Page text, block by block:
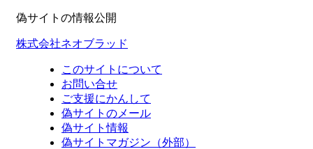
偽サイトの情報公開
株式会社ネオブラッド
このサイトについて
お問い合せ
ご支援にかんして
偽サイトのメール
偽サイト情報
偽サイトマガジン（外部）